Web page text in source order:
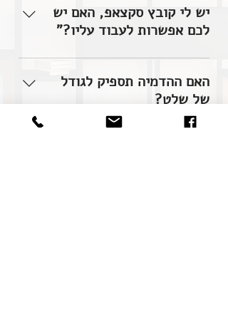
בנוסף, אנו נותנים שירות של צביעת
תוכניות מכירה דו מימד לשיווק.
יש לי קובץ סקצאפ, האם יש
לכם אפשרות לעבוד עליו?"
כן, ניתן. אך יש צורך לראות את הקובץ
על מנת לראות אם אפשר לעבוד איתו.
במידה וכן, יתכן וזה יוזיל את עלות
ההדמיה.
האם ההדמיה תספיק לגודל
של שלט?
כן, בטח! במידה ואתם מעוניינים בהדמיה